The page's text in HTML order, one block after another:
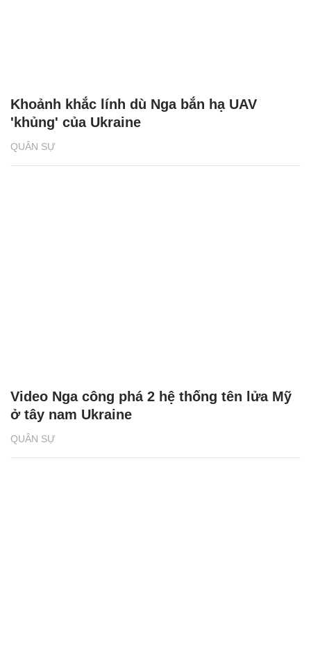
QUÂN SỰ
Khoảnh khắc lính dù Nga bắn hạ UAV
'khủng' của Ukraine
QUÂN SỰ
Video Nga công phá 2 hệ thống tên lửa Mỹ
ở tây nam Ukraine